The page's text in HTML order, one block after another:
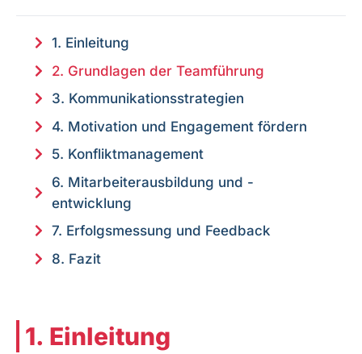
1. Einleitung
2. Grundlagen der Teamführung
3. Kommunikationsstrategien
4. Motivation und Engagement fördern
5. Konfliktmanagement
6. Mitarbeiterausbildung und -
entwicklung
7. Erfolgsmessung und Feedback
8. Fazit
1. Einleitung